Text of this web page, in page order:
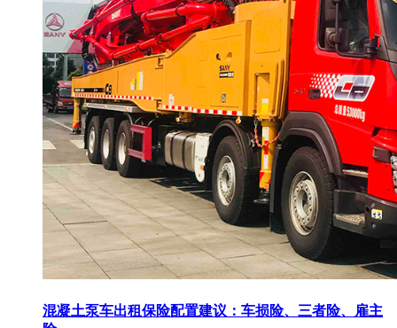
混凝土泵车出租保险配置建议：车损险、三者险、雇主